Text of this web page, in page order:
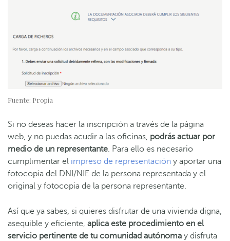
Fuente: Propia
Si no deseas hacer la inscripción a través de la página
web, y no puedas acudir a las oficinas, podrás actuar por
medio de un representante. Para ello es necesario
cumplimentar el impreso de representación y aportar una
fotocopia del DNI/NIE de la persona representada y el
original y fotocopia de la persona representante.
Así que ya sabes, si quieres disfrutar de una vivienda digna,
asequible y eficiente, aplica este procedimiento en el
servicio pertinente de tu comunidad autónoma y disfruta